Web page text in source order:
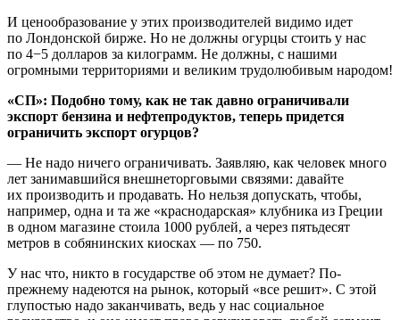
И ценообразование у этих производителей видимо идет
по Лондонской бирже. Но не должны огурцы стоить у нас
по 4−5 долларов за килограмм. Не должны, с нашими
огромными территориями и великим трудолюбивым народом!
«СП»: Подобно тому, как не так давно ограничивали
экспорт бензина и нефтепродуктов, теперь придется
ограничить экспорт огурцов?
— Не надо ничего ограничивать. Заявляю, как человек много
лет занимавшийся внешнеторговыми связями: давайте
их производить и продавать. Но нельзя допускать, чтобы,
например, одна и та же «краснодарская» клубника из Греции
в одном магазине стоила 1000 рублей, а через пятьдесят
метров в собянинских киосках — по 750.
У нас что, никто в государстве об этом не думает? По-
прежнему надеются на рынок, который «все решит». С этой
глупостью надо заканчивать, ведь у нас социальное